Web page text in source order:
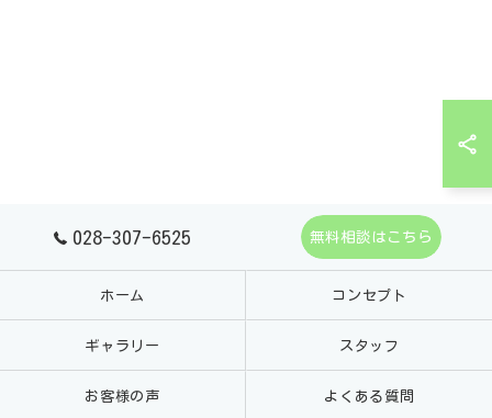
028-307-6525 無料相談はこちら
ホーム コンセプト
ギャラリー スタッフ
お客様の声 よくある質問